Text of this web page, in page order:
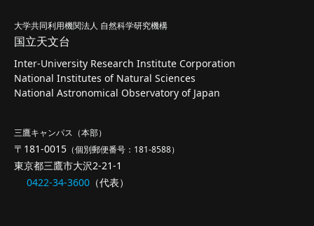
大学共同利用機関法人 自然科学研究機構
国立天文台
Inter-University Research Institute Corporation
National Institutes of Natural Sciences
National Astronomical Observatory of Japan
三鷹キャンパス（本部）
〒181-0015 （個別郵便番号：181-8588）
東京都三鷹市大沢2-21-1
0422-34-3600 （代表）